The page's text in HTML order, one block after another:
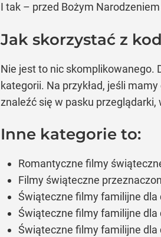
I tak – przed Bożym
Jak skorzystać z
Nie jest to nic
kategorii. Na przykład, jeśli
znaleźć się w pasku
Inne kategorie to:
Romantyczne filmy
Filmy świąteczne
Świąteczne filmy familijne dla
Świąteczne filmy familijne
Świąteczne filmy familijne